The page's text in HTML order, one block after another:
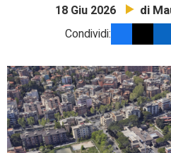
18 Giu 2026 di
Condividi: